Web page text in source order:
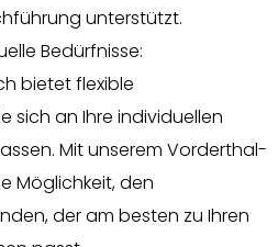
unterstützt.
Bedürfnisse:
bietet flexible
sich an Ihre individuellen
Mit unserem Vorderthal-
Möglichkeit, den
der am besten zu Ihren